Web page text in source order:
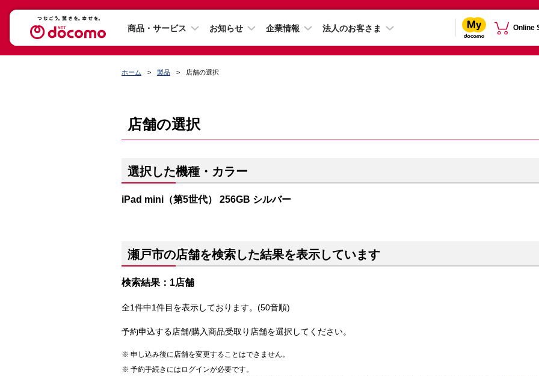
商品・サービス お知らせ 企業情報 法人のお客さま Online
ホーム 製品 店舗の選択
店舗の選択
選択した機種・カラー
iPad mini（第5世代） 256GB シルバー
瀬戸市の店舗を検索した結果を表示しています
検索結果：1店舗
全1件中1件目を表示しております。(50音順)
予約申込する店舗/購入商品受取り店舗を選択してください。
申し込み後に店舗を変更することはできません。
予約手続きにはログインが必要です。